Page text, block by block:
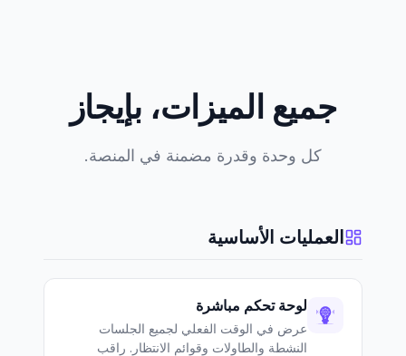
جميع الميزات، بإيجاز
كل وحدة وقدرة مضمنة في المنصة.
العمليات الأساسية
لوحة تحكم مباشرة
عرض في الوقت الفعلي لجميع الجلسات
النشطة والطاولات وقوائم الانتظار. راقب